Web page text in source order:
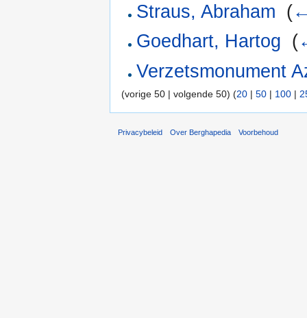
Straus, Abraham (
Goedhart, Hartog (
Verzetsmonument
(vorige 50 | volgende 50) (20 | 50 | 100 |
Privacybeleid Over Berghapedia Voorbehoud